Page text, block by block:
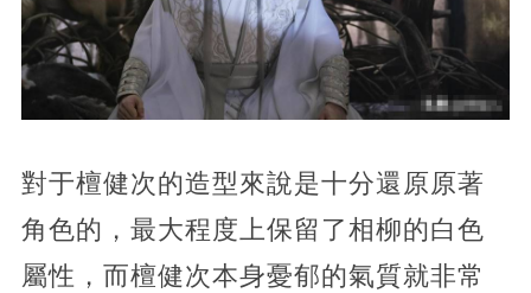
對于檀健次的造型來說是十分還原原著
角色的，最大程度上保留了相柳的白色
屬性，而檀健次本身憂郁的氣質就非常